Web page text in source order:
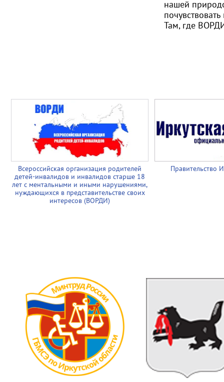
нашей
Там, где
Всероссийская организация родителей
детей-инвалидов и инвалидов старше 18
лет с ментальными и иными нарушениями,
нуждающихся в представительстве своих
интересов (ВОРДИ)
Правительство